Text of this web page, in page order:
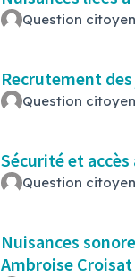
Question
Recrutement
Question
Sécurité et
Question
Nuisances
Ambroise Croisat